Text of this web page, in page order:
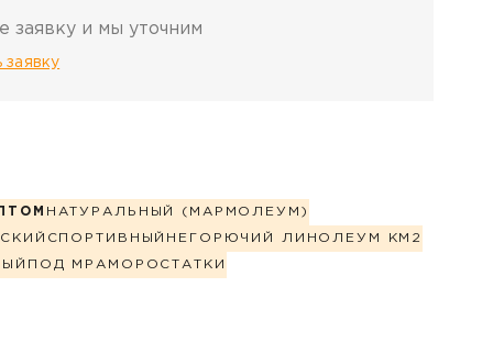
заявку и мы уточним
заявку
НАТУРАЛЬНЫЙ (МАРМОЛЕУМ)
СПОРТИВНЫЙ НЕГОРЮЧИЙ ЛИНОЛЕУМ КМ2
ПОД МРАМОР ОСТАТКИ